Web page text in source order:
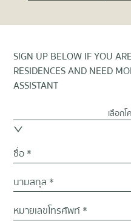
SIGN UP BELOW IF YOU
RESIDENCES AND NEED
ASSISTANT
เลือก